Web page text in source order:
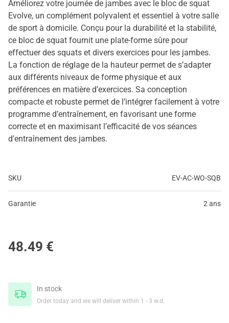
Améliorez votre journée de jambes avec le bloc de squat
Evolve, un complément polyvalent et essentiel à votre salle
de sport à domicile. Conçu pour la durabilité et la stabilité,
ce bloc de squat fournit une plate-forme sûre pour
effectuer des squats et divers exercices pour les jambes.
La fonction de réglage de la hauteur permet de s’adapter
aux différents niveaux de forme physique et aux
préférences en matière d’exercices. Sa conception
compacte et robuste permet de l’intégrer facilement à votre
programme d’entraînement, en favorisant une forme
correcte et en maximisant l’efficacité de vos séances
d’entraînement des jambes.
SKU EV-AC-WO-SQB
Garantie 2 ans
48.49 €
In stock
Order today and we will deliver within 1 - 3 w.d.